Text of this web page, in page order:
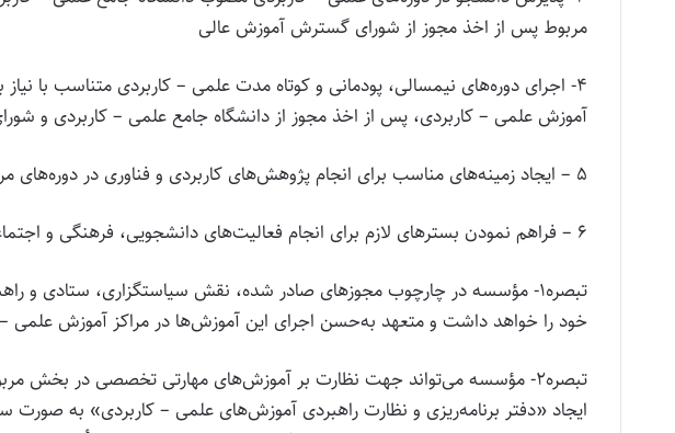
مربوط پس از اخذ مجوز از شورای گسترش آموزش عالی
۴- اجرای دوره‌های نیمسالی، پودمانی و کوتاه مدت علمی – کاربردی متناسب با
آموزش علمی – کاربردی، پس از اخذ مجوز از دانشگاه جامع علمی – کاربردی و
۵ – ایجاد زمینه‌های مناسب برای انجام پژوهش‌های کاربردی و فناوری در دوره‌های مربوط
۶ – فراهم نمودن بسترهای لازم برای انجام فعالیت‌های دانشجویی، فرهنگی و اجتماعی.
تبصره۱- مؤسسه در چارچوب مجوزهای صادر شده، نقش سیاستگزاری، ستادی و
خود را خواهد داشت و متعهد به‌حسن اجرای این آموزش‌ها در مراکز آموزش علمی
تبصره۲- مؤسسه می‌تواند جهت نظارت بر آموزش‌های مهارتی تخصصی در بخش
ایجاد «دفتر برنامه‌ریزی و نظارت راهبردی آموزش‌های علمی – کاربردی» به صورت